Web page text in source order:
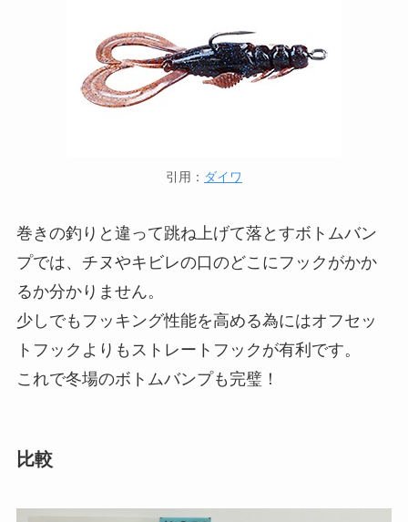
引用： ダイワ
巻きの釣りと違って跳ね上げて落とすボトムバン
プでは、チヌやキビレの口のどこにフックがかか
るか分かりません。
少しでもフッキング性能を高める為にはオフセッ
トフックよりもストレートフックが有利です。
これで冬場のボトムバンプも完璧！
比較